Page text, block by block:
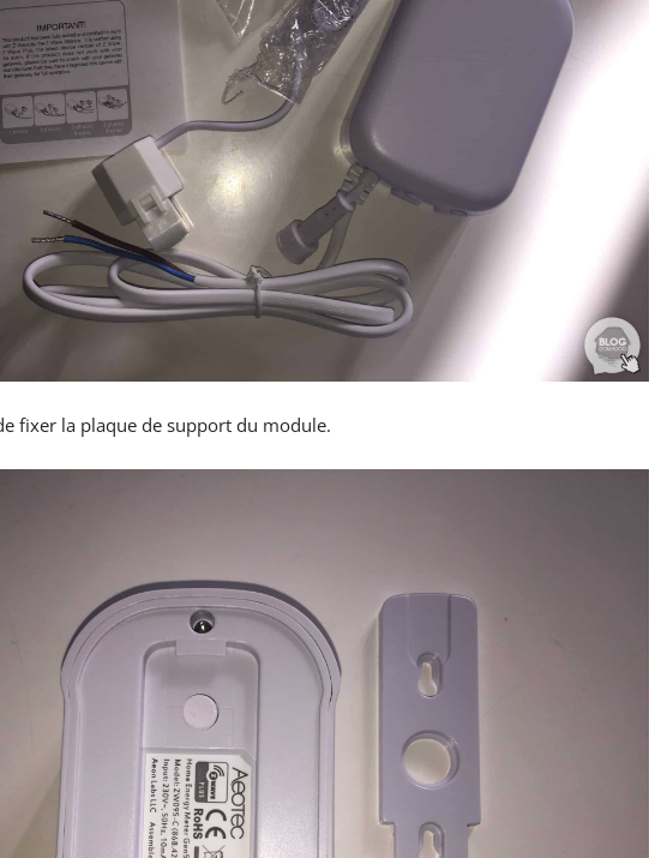
fixer la plaque de support du module.